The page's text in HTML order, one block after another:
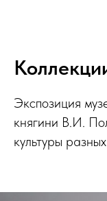
Экспозиция
княгини В.И.
культуры